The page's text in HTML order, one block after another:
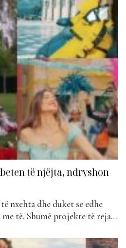
të njëjta, ndryshon
nxehta dhe duket se edhe
të. Shumë projekte të reja i
por pavarësisht kësaj vendi